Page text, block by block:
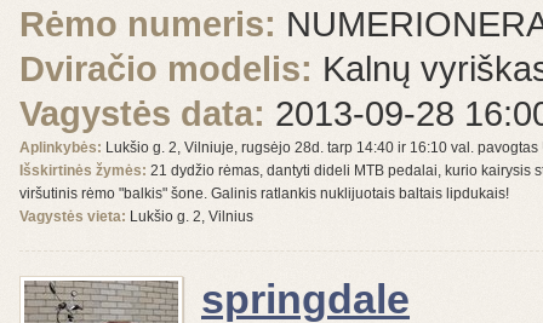
Rėmo numeris:
Dviračio modelis: Kalnų
Vagystės data: 2013-09-28
Aplinkybės: Lukšio g. 2, Vilniuje, rugsėjo 28d. tarp 14:40 ir 16:10 val.
Išskirtinės žymės: 21 dydžio rėmas, dantyti dideli MTB pedalai, kurio
viršutinis rėmo "balkis" šone. Galinis ratlankis nuklijuotais baltais lipdukais!
Vagystės vieta: Lukšio g. 2, Vilnius
springdale